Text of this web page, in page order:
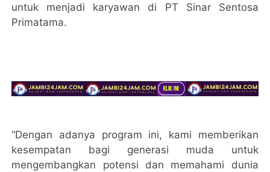
untuk menjadi karyawan di PT Sinar Sentosa
Primatama.
“Dengan adanya program ini, kami memberikan
kesempatan bagi generasi muda untuk
mengembangkan potensi dan memahami dunia